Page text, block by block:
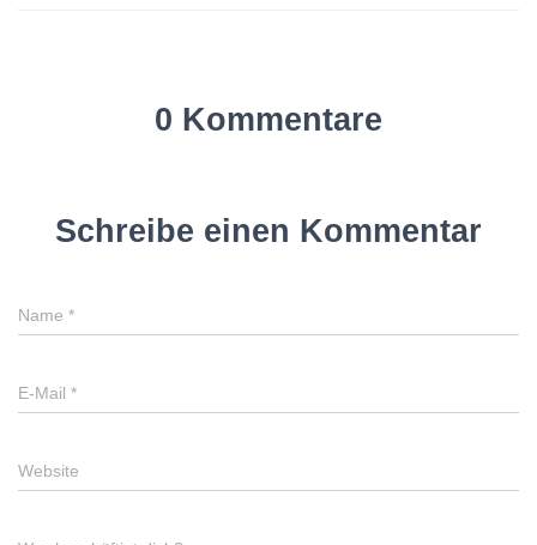
0 Kommentare
Schreibe einen Kommentar
Name *
E-Mail *
Website